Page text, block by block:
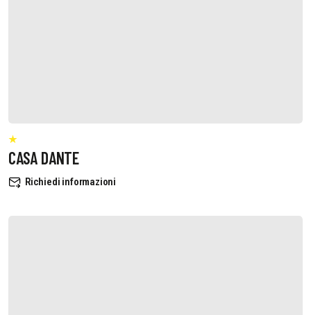
CASA DANTE
Richiedi informazioni